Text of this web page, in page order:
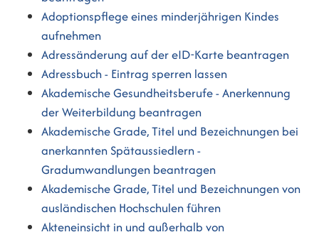
Adoptionspflege eines minderjährigen Kindes
aufnehmen
Adressänderung auf der eID-Karte beantragen
Adressbuch - Eintrag sperren lassen
Akademische Gesundheitsberufe - Anerkennung
der Weiterbildung beantragen
Akademische Grade, Titel und Bezeichnungen bei
anerkannten Spätaussiedlern -
Gradumwandlungen beantragen
Akademische Grade, Titel und Bezeichnungen von
ausländischen Hochschulen führen
Akteneinsicht in und außerhalb von